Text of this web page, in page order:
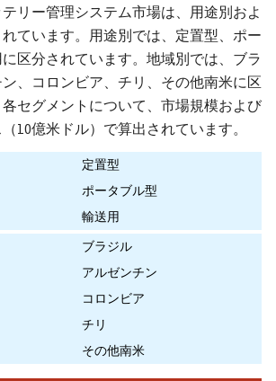
リー管理システム市場は、用途別およ
ています。用途別では、定置型、ポー
区分されています。地域別では、ブラ
、コロンビア、チリ、その他南米に区
セグメントについて、市場規模および
10億米ドル）で算出されています。
定置型
ポータブル型
輸送用
ブラジル
アルゼンチン
コロンビア
チリ
その他南米